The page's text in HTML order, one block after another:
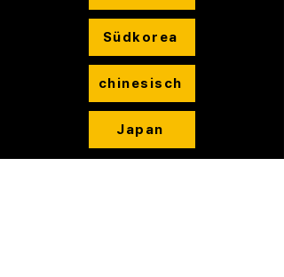
Südkorea
chinesisch
Japan